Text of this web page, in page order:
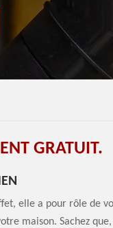
GRATUIT.
elle a pour rôle de
maison. Sachez